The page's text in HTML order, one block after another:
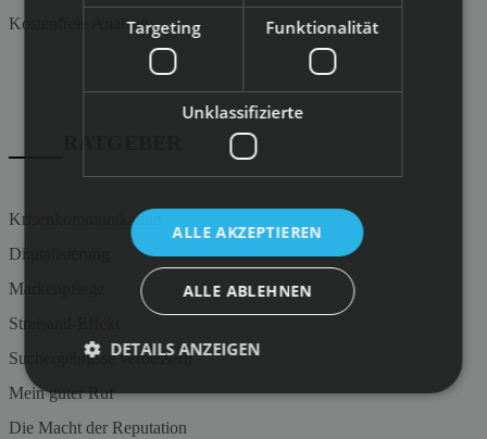
Kostenfreie Analyse
Krisenkommunikation
Digitalisierung
Markenpflege
Streisand-Effekt
Suchergebnisse verbessern
Mein guter Ruf
Die Macht der Reputation
Targeting Funktionalität
Unklassifizierte
ALLE AKZEPTIEREN
ALLE ABLEHNEN
DETAILS ANZEIGEN